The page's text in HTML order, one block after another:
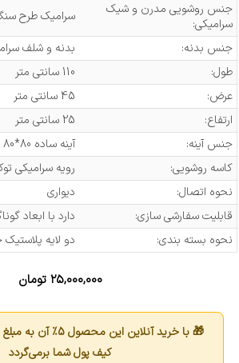
جنس روشویی مدرن و شیک
سرامیکی:
سرامیک طرح
جنس بدنه:
بدنه و شلف
طول:
110 سانتی متر
عرض:
45 سانتی متر
ارتفاع:
25 سانتی متر
جنس آینه:
آینه ساده 80*80
کاسه روشویی:
رویه سرامیکی
نحوه اتصال:
دیواری
قابلیت سفارشی سازی:
دارد با ابعاد
نحوه بسته بندی:
دو لایه پلاستیک
۲۵,۰۰۰,۰۰۰ تومان
🎁 با خرید آنلاین این محصول 5٪ آن به مبلغ
کیف پول شما برمی‌گردد